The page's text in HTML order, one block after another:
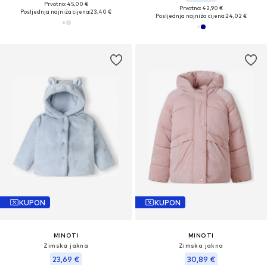
Prvotno: 45,00 €
Posljednja najniža cijena:23,40 €
Prvotno: 42,90 €
Posljednja najniža cijena:24,02 €
KUPON
MINOTI
Zimska jakna
23,69 €
KUPON
MINOTI
Zimska jakna
30,89 €